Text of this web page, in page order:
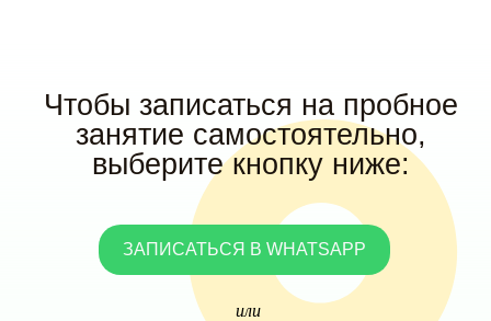
Чтобы записаться на пробное
занятие самостоятельно,
выберите кнопку ниже:
ЗАПИСАТЬСЯ В WHATSAPP
или